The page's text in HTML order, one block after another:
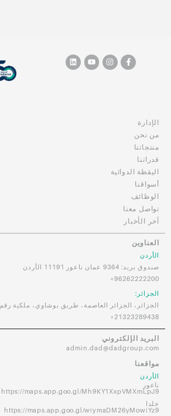
الإدارة
من نحن
منتجاتنا
قدراتنا
اليقظة الدوائية
أسواقنا
الوظائف
تواصل معنا
آخر الأخبار
العناوين
الأردن
صندوق بريد: 9364 عمان ناعور 11191 الأردن
96262222200+
الجزائر:
الجزائر، الجزائر العاصمة، طريق بوشاوي، ملكية رقم 484، القسم 01، أولاد فايت
21323289438+
البريد الإلكتروني
admin.dad@dadgroup.com
مواقعنا
الأردن
ناعور
https://maps.app.goo.gl/Mh9KY1XxpVMXmLpJ9
خلدا
https://maps.app.goo.gl/wiymaDM26yMowiYz9